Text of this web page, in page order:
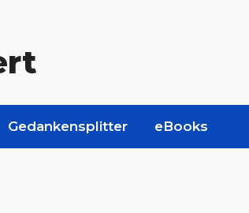
Gedankensplitter eBooks